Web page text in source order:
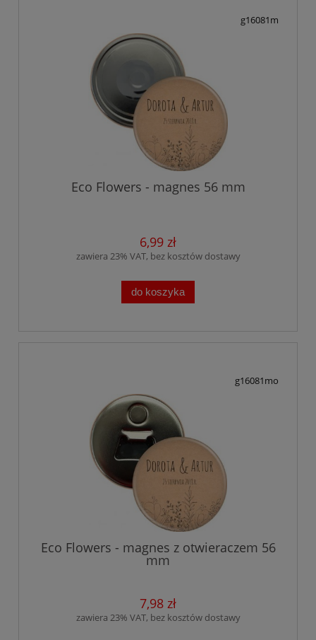
g16081m
Eco Flowers - magnes 56 mm
6,99 zł
zawiera 23% VAT, bez kosztów dostawy
do koszyka
g16081mo
Eco Flowers - magnes z otwieraczem 56
mm
7,98 zł
zawiera 23% VAT, bez kosztów dostawy